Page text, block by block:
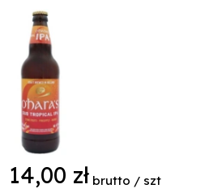
14,00 zł brutto / szt